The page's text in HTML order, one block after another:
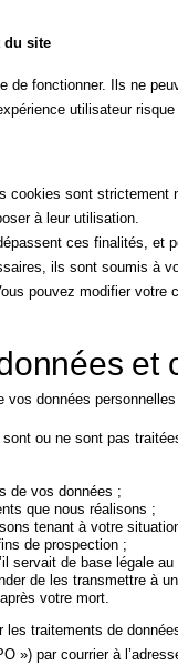
du site
fonctionner. Ils ne
utilisateur risque
cookies sont
à leur utilisation.
ces finalités, et
ils sont soumis à
pouvez modifier votre
et
vos données personnelles
ou ne sont pas
de vos données ;
que nous réalisons ;
tenant à votre
de prospection ;
servait de base légale
de les transmettre à
votre mort.
traitements de
») par courrier à